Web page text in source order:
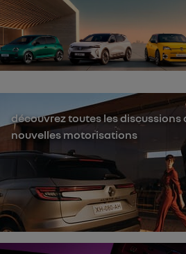
découvrez toutes les discussions
nouvelles motorisations